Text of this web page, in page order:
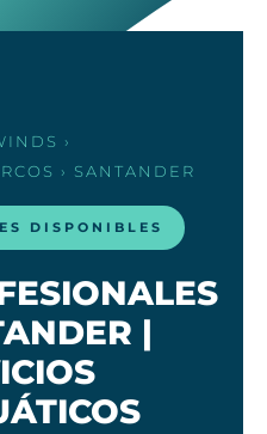
›
› SANTANDER
DISPONIBLES
|